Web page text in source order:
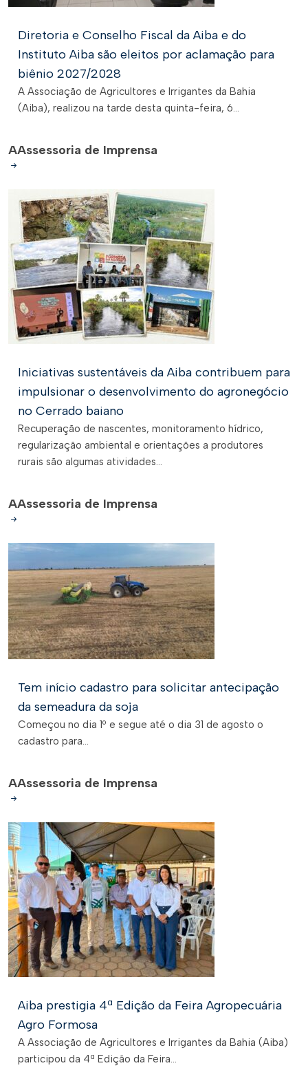
Diretoria e Conselho Fiscal da Aiba e do
Instituto Aiba são eleitos por aclamação para
biênio 2027/2028
A Associação de Agricultores e Irrigantes da Bahia
(Aiba), realizou na tarde desta quinta-feira, 6...
AAssessoria de Imprensa
Iniciativas sustentáveis da Aiba contribuem para
impulsionar o desenvolvimento do agronegócio
no Cerrado baiano
Recuperação de nascentes, monitoramento hídrico,
regularização ambiental e orientações a produtores
rurais são algumas atividades...
AAssessoria de Imprensa
Tem início cadastro para solicitar antecipação
da semeadura da soja
Começou no dia 1º e segue até o dia 31 de agosto o
cadastro para...
AAssessoria de Imprensa
Aiba prestigia 4ª Edição da Feira Agropecuária
Agro Formosa
A Associação de Agricultores e Irrigantes da Bahia (Aiba)
participou da 4ª Edição da Feira...